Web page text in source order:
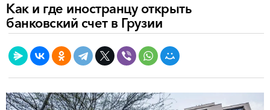
Как и где иностранцу открыть
банковский счет в Грузии